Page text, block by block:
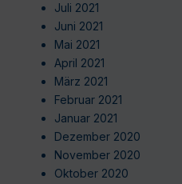
Juli 2021
Juni 2021
Mai 2021
April 2021
März 2021
Februar 2021
Januar 2021
Dezember 2020
November 2020
Oktober 2020